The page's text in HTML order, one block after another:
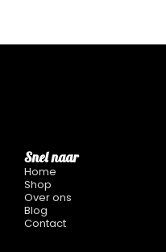
Snel naar
Home
Shop
Over ons
Blog
Contact